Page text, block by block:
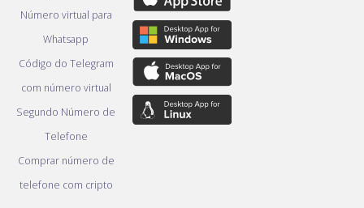
Número virtual para
Whatsapp
Código do Telegram
com número virtual
Segundo Número de
Telefone
Comprar número de
telefone com cripto